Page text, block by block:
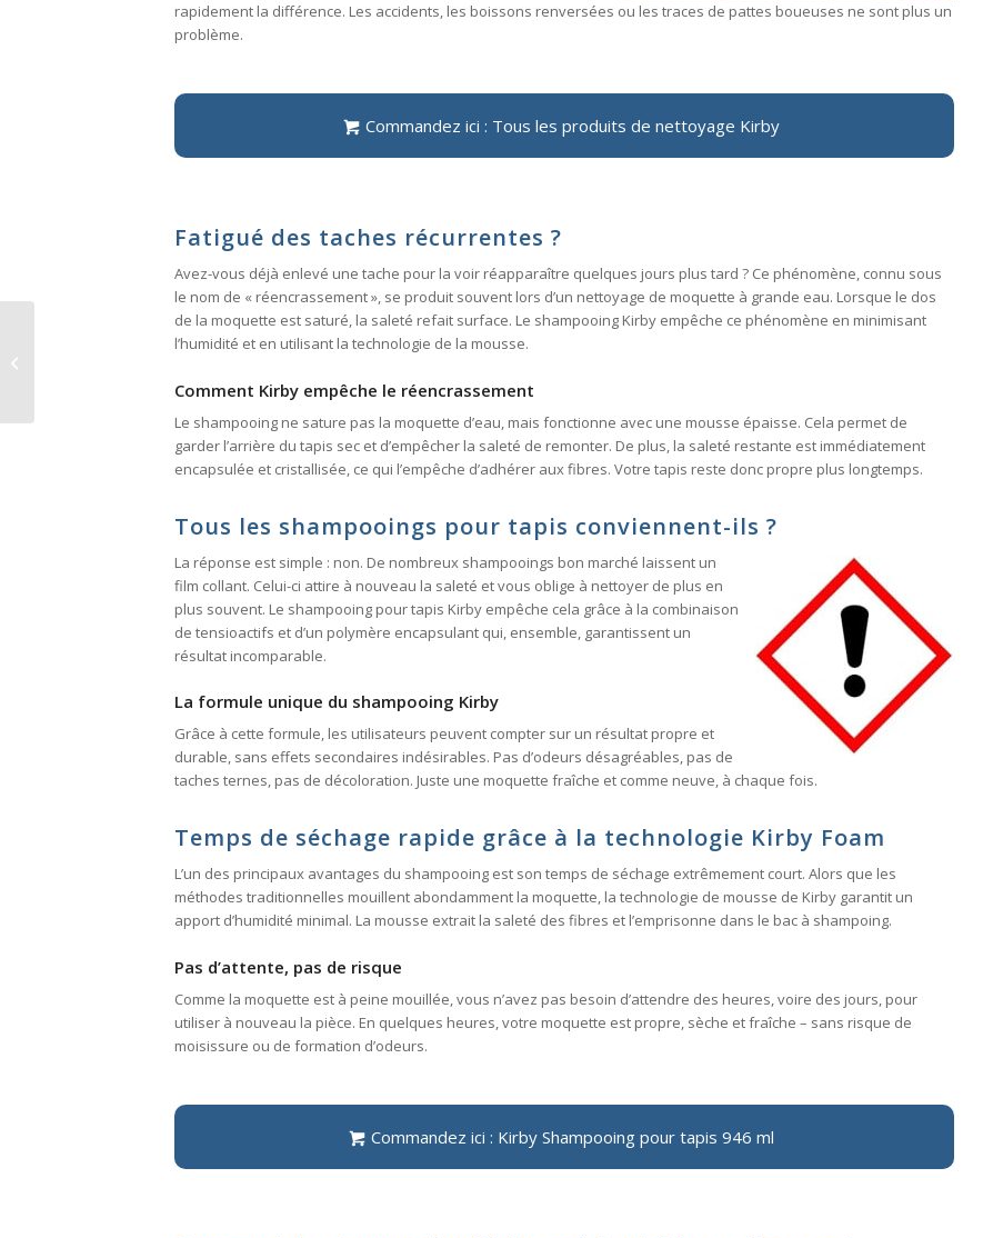
rapidement la différence. Les accidents, les boissons renversées ou les traces de pattes boueuses ne sont plus un
problème.
Commandez ici : Tous les produits de nettoyage Kirby
Fatigué des taches récurrentes ?
Avez-vous déjà enlevé une tache pour la voir réapparaître quelques jours plus tard ? Ce phénomène, connu sous
le nom de « réencrassement », se produit souvent lors d’un nettoyage de moquette à grande eau. Lorsque le dos
de la moquette est saturé, la saleté refait surface. Le shampooing Kirby empêche ce phénomène en minimisant
l’humidité et en utilisant la technologie de la mousse.
Comment Kirby empêche le réencrassement
Le shampooing ne sature pas la moquette d’eau, mais fonctionne avec une mousse épaisse. Cela permet de
garder l’arrière du tapis sec et d’empêcher la saleté de remonter. De plus, la saleté restante est immédiatement
encapsulée et cristallisée, ce qui l’empêche d’adhérer aux fibres. Votre tapis reste donc propre plus longtemps.
Tous les shampooings pour tapis conviennent-ils ?
La réponse est simple : non. De nombreux shampooings bon marché laissent un
film collant. Celui-ci attire à nouveau la saleté et vous oblige à nettoyer de plus en
plus souvent. Le shampooing pour tapis Kirby empêche cela grâce à la combinaison
de tensioactifs et d’un polymère encapsulant qui, ensemble, garantissent un
résultat incomparable.
La formule unique du shampooing Kirby
Grâce à cette formule, les utilisateurs peuvent compter sur un résultat propre et
durable, sans effets secondaires indésirables. Pas d’odeurs désagréables, pas de
taches ternes, pas de décoloration. Juste une moquette fraîche et comme neuve, à chaque fois.
Temps de séchage rapide grâce à la technologie Kirby Foam
L’un des principaux avantages du shampooing est son temps de séchage extrêmement court. Alors que les
méthodes traditionnelles mouillent abondamment la moquette, la technologie de mousse de Kirby garantit un
apport d’humidité minimal. La mousse extrait la saleté des fibres et l’emprisonne dans le bac à shampoing.
Pas d’attente, pas de risque
Comme la moquette est à peine mouillée, vous n’avez pas besoin d’attendre des heures, voire des jours, pour
utiliser à nouveau la pièce. En quelques heures, votre moquette est propre, sèche et fraîche – sans risque de
moisissure ou de formation d’odeurs.
Commandez ici : Kirby Shampooing pour tapis 946 ml